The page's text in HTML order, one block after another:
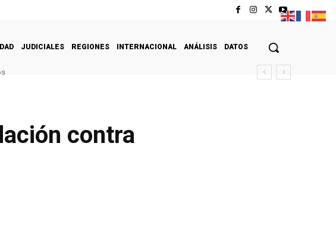
JUDICIALES REGIONES INTERNACIONAL ANÁLISIS DATOS
contra